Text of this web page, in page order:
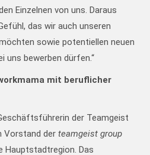
Einzelnen von uns. Daraus
das wir auch unseren
sowie potentiellen neuen
uns bewerben dürfen.“
mit beruflicher
der Teamgeist
Vorstand der teamgeist group
Hauptstadtregion. Das